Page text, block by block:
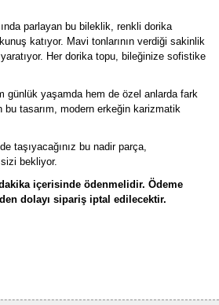
parlayan bu bileklik, renkli dorika
katıyor. Mavi tonlarının verdiği sakinlik
Her dorika topu, bileğinize sofistike
yaşamda hem de özel anlarda fark
bu tasarım, modern erkeğin karizmatik
taşıyacağınız bu nadir parça,
bekliyor.
içerisinde ödenmelidir. Ödeme
dolayı sipariş iptal edilecektir.